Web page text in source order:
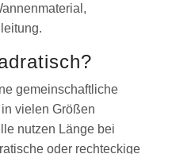
gemeinschaftliche
vielen Größen
nutzen Länge bei
oder rechteckige